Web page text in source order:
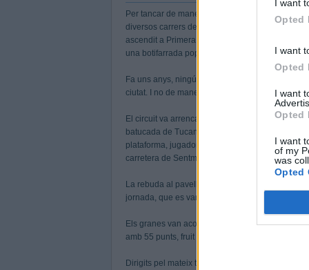
I want
Opted
I want
Opted
I want
Opted
I want
of my
was
Opted
Per tancar de manera definitiva la temporada,
diversos carrers de la vila, on els integrants del
ascendit a Primera Catalana. Aficionats, amics i
una botifarrada popular al Dani Pedrosa.
Fa uns anys, ningú a l’HC Castellar es podria
ciutat. I no de manera aïllada, ja que n’han fet
El circuit va arrencar des del Dani Pedrosa als
batucada de Tucantam Drums i enfilats a sobre
plataforma, jugadors i cos tècnic van cantar,
carretera de Sentmenat, el passeig de Tolrà o el
La rebuda al pavelló va ser un passadís per
jornada, que es van enfilar en un podi i van
Els granes van aconseguir classificar-se per a
amb 55 punts, fruit de 17 victòries, quatre empats
Dirigits pel mateix tècnic del primer equip, el